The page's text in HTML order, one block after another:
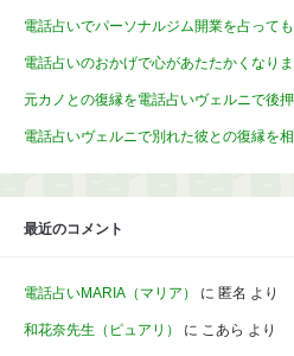
電話占いでパーソナルジム開業を占って
電話占いのおかげで心があたたかくなり
元カノとの復縁を電話占いヴェルニで後
電話占いヴェルニで別れた彼との復縁を
最近のコメント
電話占いMARIA（マリア） に 匿名 より
和花奈先生（ピュアリ） に こあら より